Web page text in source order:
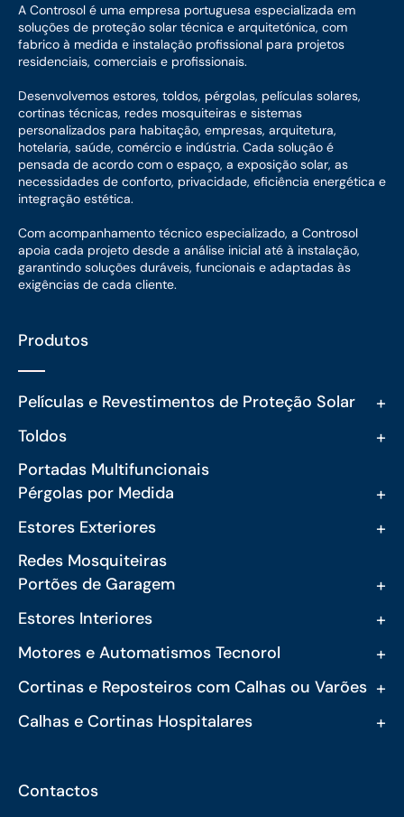
A Controsol é uma empresa portuguesa especializada em
soluções de proteção solar técnica e arquitetónica, com
fabrico à medida e instalação profissional para projetos
residenciais, comerciais e profissionais.
Desenvolvemos estores, toldos, pérgolas, películas solares,
cortinas técnicas, redes mosquiteiras e sistemas
personalizados para habitação, empresas, arquitetura,
hotelaria, saúde, comércio e indústria. Cada solução é
pensada de acordo com o espaço, a exposição solar, as
necessidades de conforto, privacidade, eficiência energética e
integração estética.
Com acompanhamento técnico especializado, a Controsol
apoia cada projeto desde a análise inicial até à instalação,
garantindo soluções duráveis, funcionais e adaptadas às
exigências de cada cliente.
Produtos
Películas e Revestimentos de Proteção Solar +
Toldos +
Portadas Multifuncionais
Pérgolas por Medida
+
Estores Exteriores +
Redes Mosquiteiras
Portões de Garagem
+
Estores Interiores +
Motores e Automatismos Tecnorol +
Cortinas e Reposteiros com Calhas ou Varões +
Calhas e Cortinas Hospitalares +
Contactos